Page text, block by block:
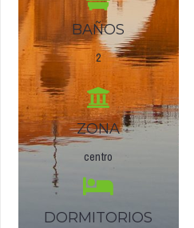
BAÑOS
2
ZONA
centro
DORMITORIOS